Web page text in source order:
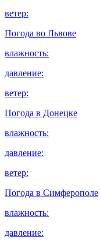
ветер:
Погода во Львове
влажность:
давление:
ветер:
Погода в Донецке
влажность:
давление:
ветер:
Погода в Симферополе
влажность:
давление: